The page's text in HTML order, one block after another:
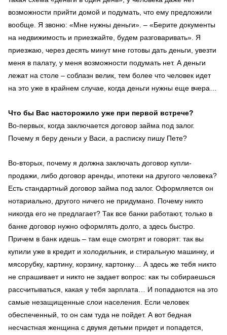
возможности прийти домой и подумать, что ему предложили
вообще. Я звоню: «Мне нужны деньги». – «Берите документы
на недвижимость и приезжайте, будем разговаривать». Я
приезжаю, через десять минут мне готовы дать деньги, увезти
меня в палату, у меня возможности подумать нет. А деньги
лежат на столе – соблазн велик, тем более что человек идет
на это уже в крайнем случае, когда деньги нужны еще вчера…
Что бы Вас насторожило уже при первой встрече?
Во-первых, когда заключается договор займа под залог.
Почему я беру деньги у Васи, а расписку пишу Пете?
Во-вторых, почему я должна заключать договор купли-
продажи, либо договор аренды, ипотеки на другого человека?
Есть стандартный договор займа под залог. Оформляется он
нотариально, другого ничего не придумано. Почему никто
никогда его не предлагает? Так все банки работают, только в
банке договор нужно оформлять долго, а здесь быстро.
Причем в банк идешь – там еще смотрят и говорят: так вы
купили уже в кредит и холодильник, и стиральную машинку, и
мясорубку, картину, корзину, картонку… А здесь же тебя никто
не спрашивает и никто не задает вопрос: как ты собираешься
рассчитываться, какая у тебя зарплата… И попадаются на это
самые незащищенные слои населения. Если человек
обеспеченный, то он сам туда не пойдет. А вот бедная
несчастная женщина с двумя детьми придет и попадется,